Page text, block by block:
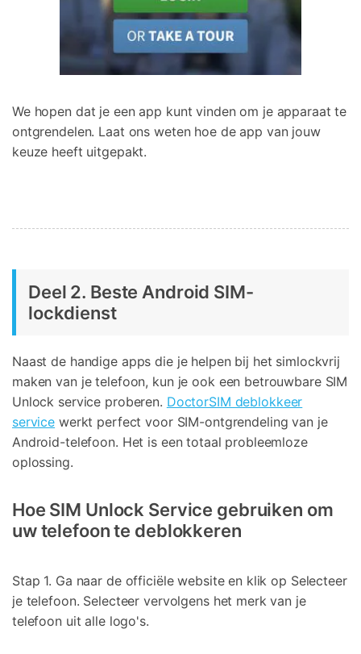
We hopen dat je een app kunt vinden om je apparaat te
ontgrendelen. Laat ons weten hoe de app van jouw
keuze heeft uitgepakt.
Deel 2. Beste Android SIM-
lockdienst
Naast de handige apps die je helpen bij het simlockvrij
maken van je telefoon, kun je ook een betrouwbare SIM
Unlock service proberen. DoctorSIM deblokkeer
service werkt perfect voor SIM-ontgrendeling van je
Android-telefoon. Het is een totaal probleemloze
oplossing.
Hoe SIM Unlock Service gebruiken om
uw telefoon te deblokkeren
Stap 1. Ga naar de officiële website en klik op Selecteer
je telefoon. Selecteer vervolgens het merk van je
telefoon uit alle logo's.